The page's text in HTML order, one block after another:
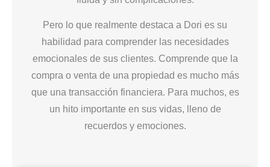
Pero lo que realmente destaca a Dori es su
habilidad para comprender las necesidades
emocionales de sus clientes. Comprende que la
compra o venta de una propiedad es mucho más
que una transacción financiera. Para muchos, es
un hito importante en sus vidas, lleno de
recuerdos y emociones.